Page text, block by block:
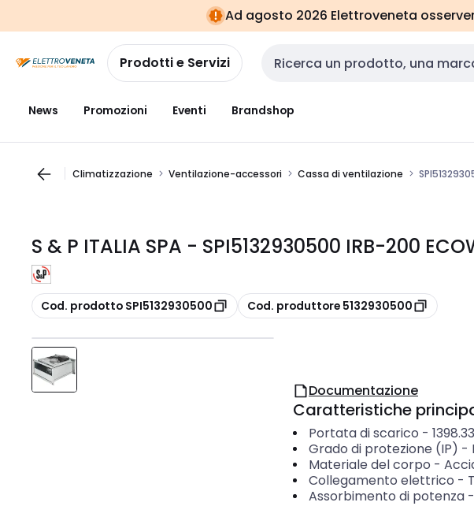
navigazionealla
pagina
Ad agosto 2026 Elettroveneta
Prodotti e Servizi Cerca input
News Promozioni Eventi Brandshop
Climatizzazione Ventilazione-accessori Cassa di ventilazione
S & P ITALIA SPA - SPI5132930500 IRB-200
copia
Cod. prodotto SPI5132930500 copia
Cod. produttore 5132930500
Documentazione
Caratteristiche
Portata di scarico - 1398.33
Grado di protezione (IP) -
Materiale del corpo -
Collegamento elettrico -
Assorbimento di potenza-